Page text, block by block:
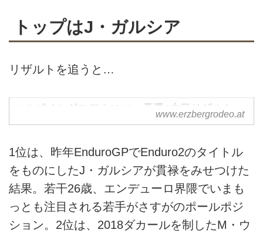
トップはJ・ガルシア
リザルトを追うと…
エルズベルグロデオ2018、予選1本目リザルト
www.erzbergrodeo.at
1位は、昨年EnduroGPでEnduro2のタイトル
をものにしたJ・ガルシアが貫禄をみせつけた
結果。若干26歳、エンデューロ界隈でいまも
っとも注目される若手がさすがのポールポジ
ション。2位は、2018ダカールを制したM・ウ